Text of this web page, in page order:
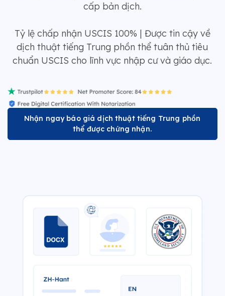
cấp bản dịch.
Tỷ lệ chấp nhận USCIS 100% | Được tin cậy về
dịch thuật tiếng Trung phồn thể tuân thủ tiêu
chuẩn USCIS cho lĩnh vực nhập cư và giáo dục.
Nhận ngay báo giá dịch thuật tiếng Trung phồn
thể được chứng nhận.